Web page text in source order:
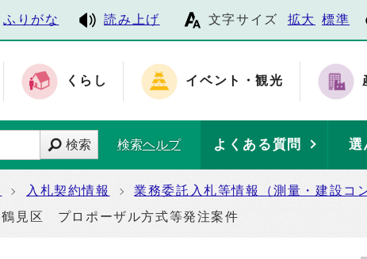
ふりがな 読み上げ 文字サイズ 拡大 標準
くらし イベント・観光
検索 検索ヘルプ よくある質問 選
入札契約情報
業務委託入札等情報（測量・建設コ
鶴見区 プロポーザル方式等発注案件